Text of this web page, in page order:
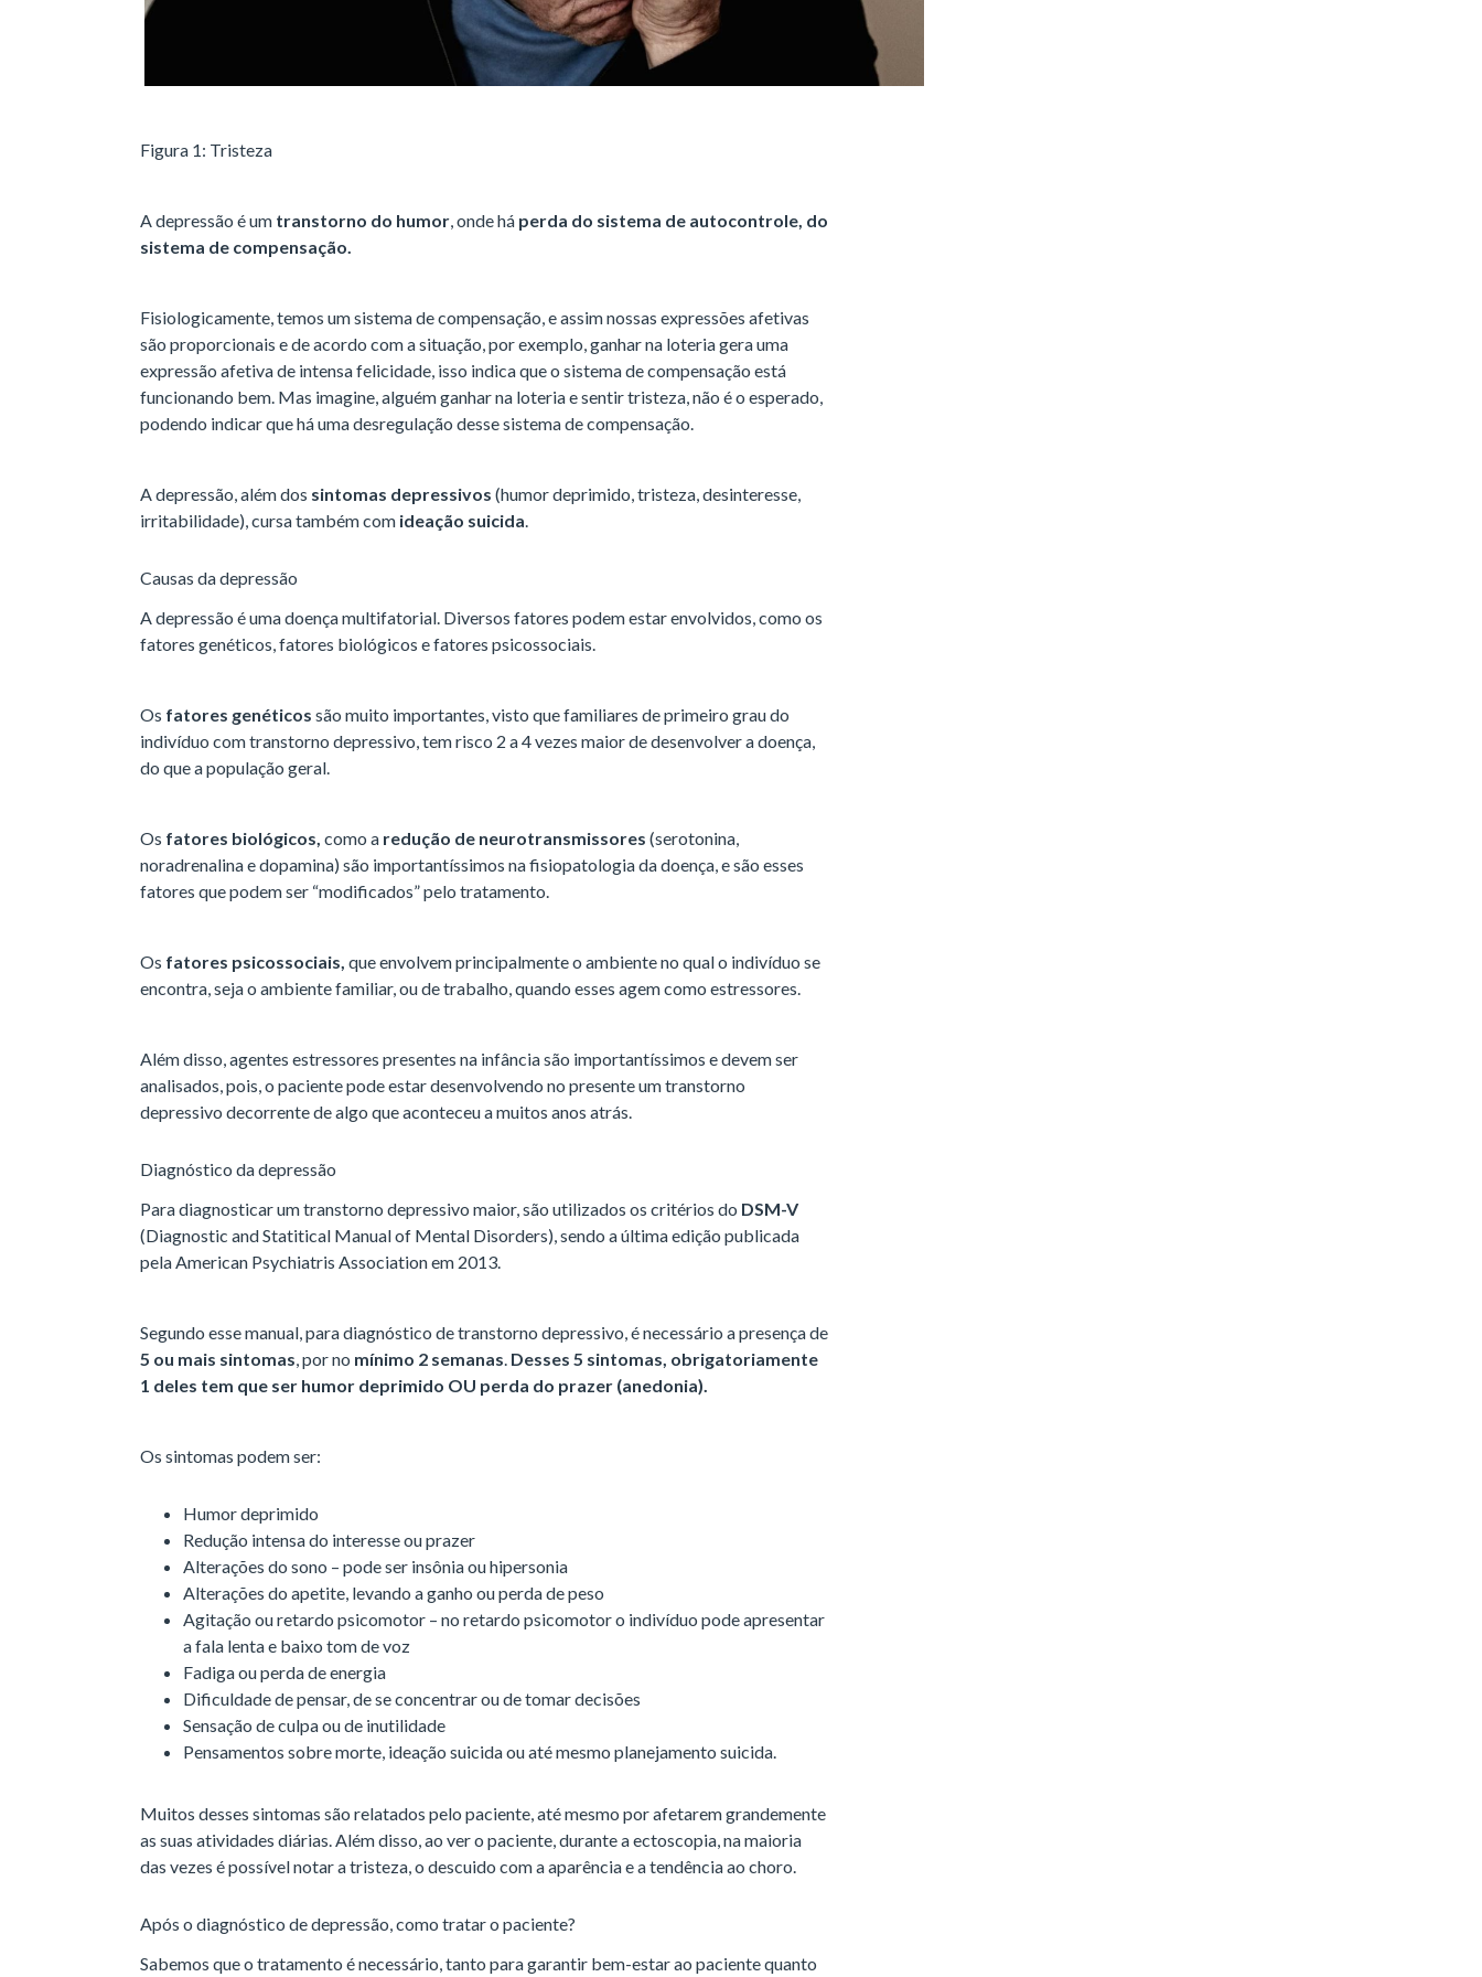
Figura 1: Tristeza
A depressão é um transtorno do humor, onde há perda do sistema de autocontrole, do
sistema de compensação.
Fisiologicamente, temos um sistema de compensação, e assim nossas expressões afetivas
são proporcionais e de acordo com a situação, por exemplo, ganhar na loteria gera uma
expressão afetiva de intensa felicidade, isso indica que o sistema de compensação está
funcionando bem. Mas imagine, alguém ganhar na loteria e sentir tristeza, não é o esperado,
podendo indicar que há uma desregulação desse sistema de compensação.
A depressão, além dos sintomas depressivos (humor deprimido, tristeza, desinteresse,
irritabilidade), cursa também com ideação suicida.
Causas da depressão
A depressão é uma doença multifatorial. Diversos fatores podem estar envolvidos, como os
fatores genéticos, fatores biológicos e fatores psicossociais.
Os fatores genéticos são muito importantes, visto que familiares de primeiro grau do
indivíduo com transtorno depressivo, tem risco 2 a 4 vezes maior de desenvolver a doença,
do que a população geral.
Os fatores biológicos, como a redução de neurotransmissores (serotonina,
noradrenalina e dopamina) são importantíssimos na fisiopatologia da doença, e são esses
fatores que podem ser “modificados” pelo tratamento.
Os fatores psicossociais, que envolvem principalmente o ambiente no qual o indivíduo se
encontra, seja o ambiente familiar, ou de trabalho, quando esses agem como estressores.
Além disso, agentes estressores presentes na infância são importantíssimos e devem ser
analisados, pois, o paciente pode estar desenvolvendo no presente um transtorno
depressivo decorrente de algo que aconteceu a muitos anos atrás.
Diagnóstico da depressão
Para diagnosticar um transtorno depressivo maior, são utilizados os critérios do DSM-V
(Diagnostic and Statitical Manual of Mental Disorders), sendo a última edição publicada
pela American Psychiatris Association em 2013.
Segundo esse manual, para diagnóstico de transtorno depressivo, é necessário a presença de
5 ou mais sintomas, por no mínimo 2 semanas. Desses 5 sintomas, obrigatoriamente
1 deles tem que ser humor deprimido OU perda do prazer (anedonia).
Os sintomas podem ser:
Humor deprimido
Redução intensa do interesse ou prazer
Alterações do sono – pode ser insônia ou hipersonia
Alterações do apetite, levando a ganho ou perda de peso
Agitação ou retardo psicomotor – no retardo psicomotor o indivíduo pode apresentar
a fala lenta e baixo tom de voz
Fadiga ou perda de energia
Dificuldade de pensar, de se concentrar ou de tomar decisões
Sensação de culpa ou de inutilidade
Pensamentos sobre morte, ideação suicida ou até mesmo planejamento suicida.
Muitos desses sintomas são relatados pelo paciente, até mesmo por afetarem grandemente
as suas atividades diárias. Além disso, ao ver o paciente, durante a ectoscopia, na maioria
das vezes é possível notar a tristeza, o descuido com a aparência e a tendência ao choro.
Após o diagnóstico de depressão, como tratar o paciente?
Sabemos que o tratamento é necessário, tanto para garantir bem-estar ao paciente quanto